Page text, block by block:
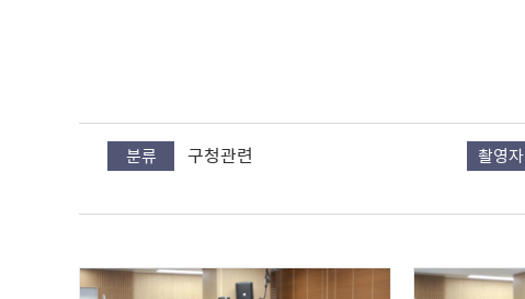
분류 구청관련 촬영자